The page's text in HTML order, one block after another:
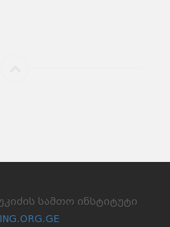
ᲡᲐᲛᲗᲝ ᲘᲜᲡᲢᲘᲢᲣᲢᲘ